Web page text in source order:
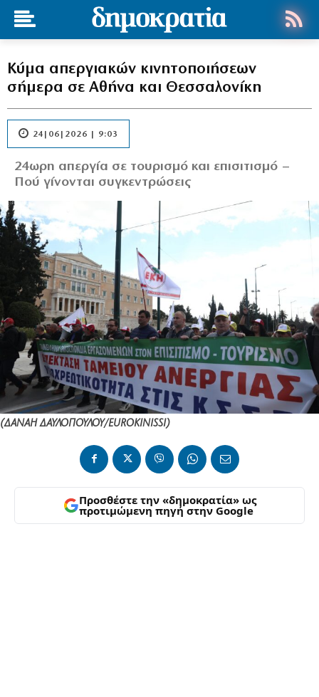
Κύμα απεργιακών κινητοποιήσεων
σήμερα σε Αθήνα και Θεσσαλονίκη
24|06|2026 | 9:03
24ωρη απεργία σε τουρισμό και επισιτισμό –
Πού γίνονται συγκεντρώσεις
(ΔΑΝΑΗ ΔΑΥΛΟΠΟΥΛΟΥ/EUROKINISSI)
Προσθέστε την «δημοκρατία» ως
προτιμώμενη πηγή στην Google